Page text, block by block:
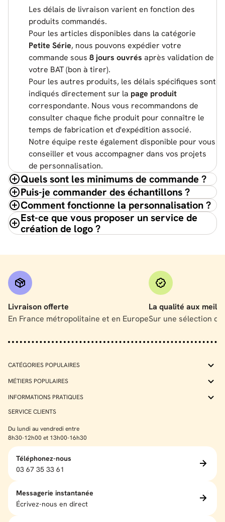
Les délais de livraison varient en fonction des
produits commandés.
Pour les articles disponibles dans la catégorie
Petite Série, nous pouvons expédier votre
commande sous 8 jours ouvrés après validation de
votre BAT (bon à tirer).
Pour les autres produits, les délais spécifiques sont
indiqués directement sur la page produit
correspondante. Nous vous recommandons de
consulter chaque fiche produit pour connaître le
temps de fabrication et d'expédition associé.
Notre équipe reste également disponible pour vous
conseiller et vous accompagner dans vos projets
de personnalisation.
Quels sont les minimums de commande ?
Puis-je commander des échantillons ?
Comment fonctionne la personnalisation ?
Est-ce que vous proposer un service de
création de logo ?
Livraison offerte
En France métropolitaine et en Europe
La qualité aux
Sur une sélection
CATÉGORIES POPULAIRES
MÉTIERS POPULAIRES
INFORMATIONS PRATIQUES
SERVICE CLIENTS
Du lundi au vendredi entre
8h30-12h00 et 13h00-16h30
Téléphonez-nous
03 67 35 33 61
Messagerie instantanée
Écrivez-nous en direct